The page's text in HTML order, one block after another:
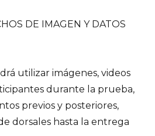
DE IMAGEN Y DATOS
utilizar imágenes, videos
durante la prueba,
previos y posteriores,
dorsales hasta la entrega